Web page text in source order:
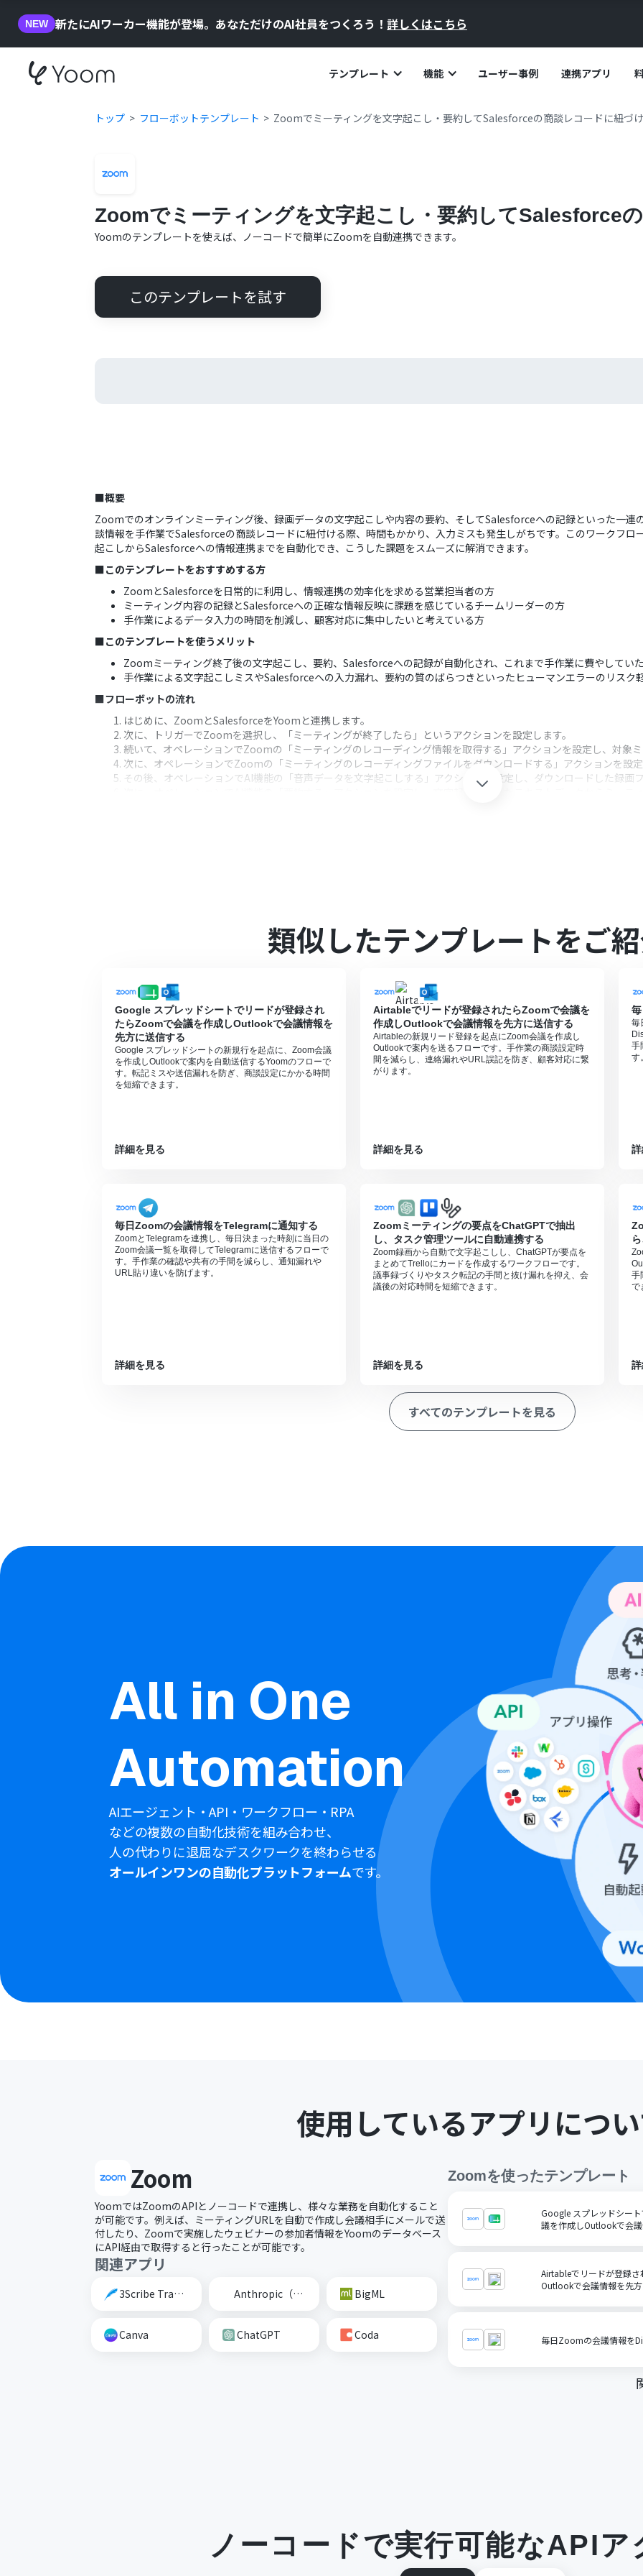
NEW 新たにAIワーカー機能が登場。あなただけのAI社員をつくろう！ 詳しくはこちら
テンプレート 機能 ユーザー事例 連携アプリ
トップ フローボットテンプレート Zoomでミーティングを文字起こし・要約してSalesforceの商談レコードに紐づ
Zoomでミーティングを文字起こし・要約してSalesforce
Yoomのテンプレートを使えば、ノーコードで簡単にZoomを自動連携できます。
このテンプレートを試す
■概要
Zoomでのオンラインミーティング後、録画データの文字起こしや内容の要約、そしてSalesforceへの記録といった一連
談情報を手作業でSalesforceの商談レコードに紐付ける際、時間もかかり、入力ミスも発生しがちです。このワークフ
起こしからSalesforceへの情報連携までを自動化でき、こうした課題をスムーズに解消できます。
■このテンプレートをおすすめする方
ZoomとSalesforceを日常的に利用し、情報連携の効率化を求める営業担当者の方
ミーティング内容の記録とSalesforceへの正確な情報反映に課題を感じているチームリーダーの方
手作業によるデータ入力の時間を削減し、顧客対応に集中したいと考えている方
■このテンプレートを使うメリット
Zoomミーティング終了後の文字起こし、要約、Salesforceへの記録が自動化され、これまで手作業に費やしてい
手作業による文字起こしミスやSalesforceへの入力漏れ、要約の質のばらつきといったヒューマンエラーのリスク
■フローボットの流れ
はじめに、ZoomとSalesforceをYoomと連携します。
次に、トリガーでZoomを選択し、「ミーティングが終了したら」というアクションを設定します。
続いて、オペレーションでZoomの「ミーティングのレコーディング情報を取得する」アクションを設定し、対象
次に、オペレーションでZoomの「ミーティングのレコーディングファイルをダウンロードする」アクションを設
その後、オペレーションでAI機能の「音声データを文字起こしする」アクションを設定し、ダウンロードした録画
Zoom、SalesforceのそれぞれとYoomを連携してください。
現時点では以下のアクションはZoomの有料プランのみ利用可能です。
・ミーティングが終了したら
・ミーティングのレコーディング情報を取得する（クラウド上に存在するレコーディングのみ取得可能なため）
詳細は下記をご参照ください。
https://intercom.help/yoom/ja/articles/9550398-
チームプランやサクセスプランなどの有料プランは、2週間の無料トライアルを行うことが可能です。無料トライ
ます。
類似したテンプレートをご
Google スプレッドシートでリードが登録され
たらZoomで会議を作成しOutlookで会議情報を
先方に送信する
Google スプレッドシートの新規行を起点に、Zoom会議
を作成しOutlookで案内を自動送信するYoomのフローで
す。転記ミスや送信漏れを防ぎ、商談設定にかかる時間
を短縮できます。
詳細を見る
Airtableでリードが登録されたらZoomで会議を
作成しOutlookで会議情報を先方に送信する
Airtableの新規リード登録を起点にZoom会議を作成し
Outlookで案内を送るフローです。手作業の商談設定時
間を減らし、連絡漏れやURL誤記を防ぎ、顧客対応に繋
がります。
詳細を見る
毎
手
す
毎日Zoomの会議情報をTelegramに通知する
ZoomとTelegramを連携し、毎日決まった時刻に当日の
Zoom会議一覧を取得してTelegramに送信するフローで
す。手作業の確認や共有の手間を減らし、通知漏れや
URL貼り違いを防げます。
詳細を見る
Zoomミーティングの要点をChatGPTで抽出
し、タスク管理ツールに自動連携する
Zoom録画から自動で文字起こしし、ChatGPTが要点を
まとめてTrelloにカードを作成するワークフローです。
議事録づくりやタスク転記の手間と抜け漏れを抑え、会
議後の対応時間を短縮できます。
詳細を見る
手
で
すべてのテンプレートを見る
All in One
Automation
AIエージェント・API・ワークフロー・RPA
などの複数の自動化技術を組み合わせ、
人の代わりに退屈なデスクワークを終わらせる
オールインワンの自動化プラットフォームです。
使用しているアプリにつ
Zoom
YoomではZoomのAPIとノーコードで連携し、様々な業務を自動化すること
が可能です。例えば、ミーティングURLを自動で作成し会議相手にメールで送
付したり、Zoomで実施したウェビナーの参加者情報をYoomのデータベース
にAPI経由で取得すると行ったことが可能です。
関連アプリ
3Scribe Transcription Anthropic（Claude） BigML
Canva ChatGPT Coda
Zoomを使ったテンプレート
Google スプレッドシー
議を作成しOutlookで会
Airtableでリードが登録
Outlookで会議情報を先
毎日Zoomの会議情報を
ノーコードで実行可能なAPIア